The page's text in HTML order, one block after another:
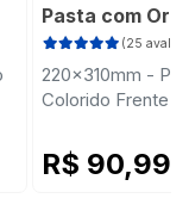
Pasta com
(25
220x310mm -
Colorido Frente -
R$ 90,99